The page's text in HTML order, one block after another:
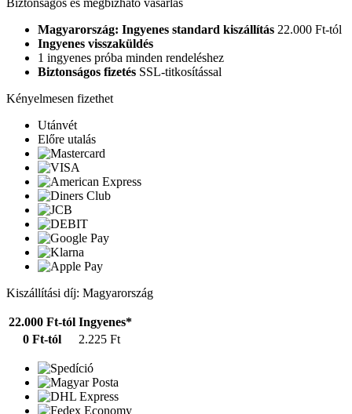
Biztonságos és megbízható vásárlás
Magyarország: Ingyenes standard kiszállítás 22.000 Ft-tól
Ingyenes visszaküldés
1 ingyenes próba minden rendeléshez
Biztonságos fizetés SSL-titkosítással
Kényelmesen fizethet
Utánvét
Előre utalás
Kiszállítási díj: Magyarország
22.000 Ft-tól Ingyenes*
0 Ft-tól
2.225 Ft